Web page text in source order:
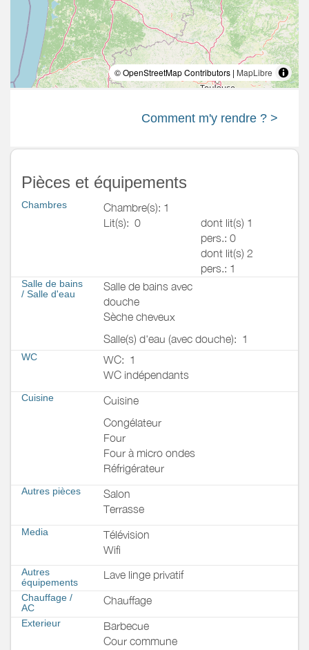
© OpenStreetMap Contributors | MapLibre
Comment m'y rendre ? >
Pièces et équipements
Chambres
Chambre(s): 1
Lit(s): 0
dont lit(s) 1
pers.: 0
dont lit(s) 2
pers.: 1
Salle de bains
/ Salle d'eau
Salle de bains avec
douche
Sèche cheveux
Salle(s) d'eau (avec douche): 1
WC WC: 1
WC indépendants
Cuisine
Cuisine
Congélateur
Four
Four à micro ondes
Réfrigérateur
Autres pièces
Salon
Terrasse
Media
Télévision
Wifi
Autres
équipements
Lave linge privatif
Chauffage /
AC
Chauffage
Exterieur
Barbecue
Cour commune